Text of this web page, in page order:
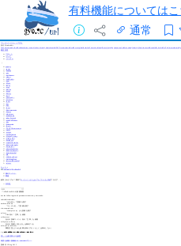
有料機能についてはこ
通常